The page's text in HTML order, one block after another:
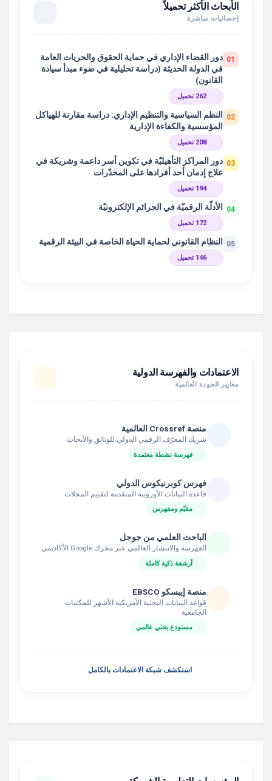
الأبحاث الأكثر تحميلاً
إحصائيات مباشرة
01 دور القضاء الإداري في حماية الحقوق والحريات العامة
في الدولة الحديثة (دراسة تحليلية في ضوء مبدأ سيادة
القانون)
262 تحميل
02
النظم السياسية والتنظيم الإداري: دراسة مقارنة للهياكل
المؤسسية والكفاءة الإدارية
208 تحميل
03 دور المراكز التأهيليّة في تكوين أسر داعمة وشريكة في
علاج إدمان أحد أفرادها على المخدّرات
194 تحميل
04 الأدلّة الرقميّة في الجرائم الإلكترونيّة
172 تحميل
05 النظام القانوني لحماية الحياة الخاصة في البيئة الرقمية
146 تحميل
الاعتمادات والفهرسة الدولية
معايير الجودة العالمية
منصة Crossref العالمية
شريك المعرّف الرقمي الدولي للوثائق والأبحاث
فهرسة نشطة معتمدة
فهرس كوبرنيكوس الدولي
قاعدة البيانات الأوروبية المتقدمة لتقييم المجلات
مقيّم ومفهرس
الباحث العلمي من جوجل
الفهرسة والانتشار العالمي عبر محرك Google الأكاديمي
أرشفة ذكية كاملة
منصة إيبسكو EBSCO
قواعد البيانات البحثية الأمريكية الأشهر للمكتبات
الجامعية
مستودع بحثي عالمي
استكشف شبكة الاعتمادات بالكامل